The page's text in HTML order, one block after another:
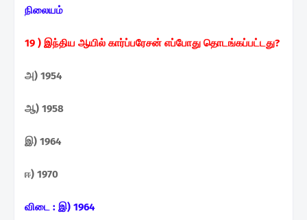
நிலையம்
19 ) இந்திய ஆயில் கார்ப்பரேசன் எப்போது தொடங்கப்பட்டது?
அ) 1954
ஆ) 1958
இ) 1964
ஈ) 1970
விடை : இ) 1964